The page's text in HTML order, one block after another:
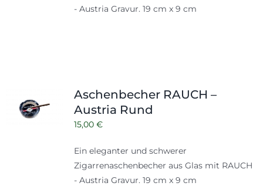
- Austria Gravur. 19 cm x 9 cm
Aschenbecher RAUCH –
Austria Rund
15,00 €
Ein eleganter und schwerer
Zigarrenaschenbecher aus Glas mit RAUCH
- Austria Gravur. 19 cm x 9 cm